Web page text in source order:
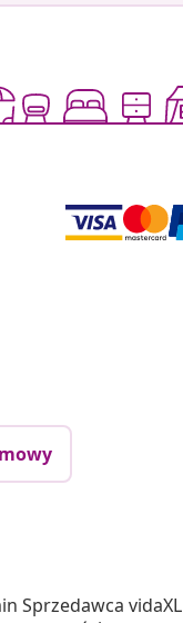
Sprzedawca vidaXL